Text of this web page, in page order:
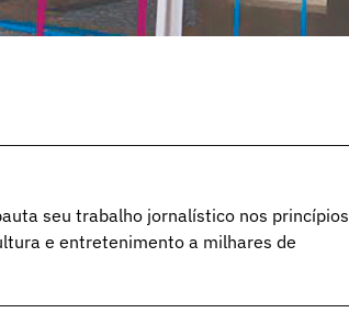
seu trabalho jornalístico nos princípios
e entretenimento a milhares de